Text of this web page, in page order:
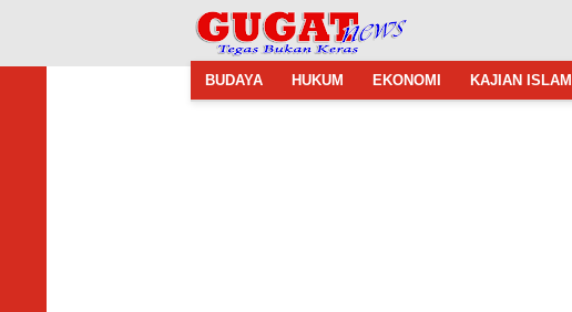
BUDAYA HUKUM EKONOMI KAJIAN ISLAM